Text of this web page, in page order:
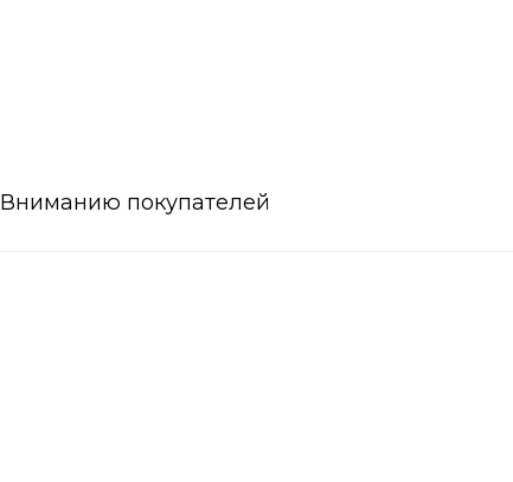
Вниманию покупателей